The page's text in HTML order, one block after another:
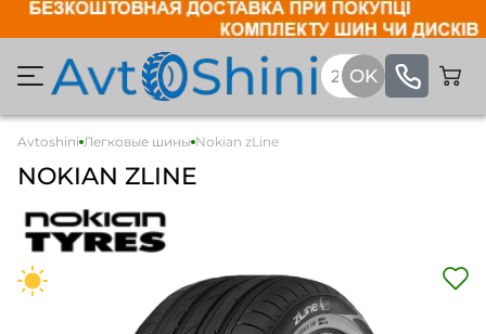
Avtoshini Легковые шины Nokian zLine
NOKIAN ZLINE